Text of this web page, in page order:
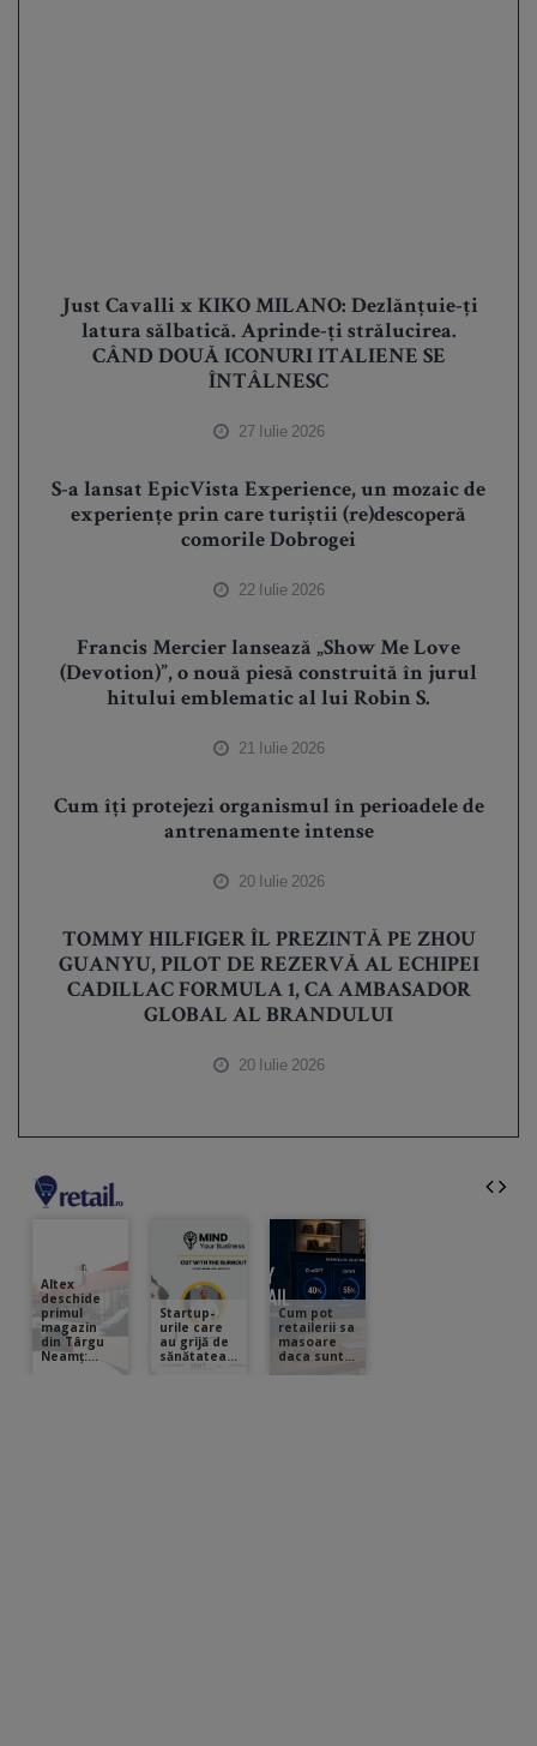
Just Cavalli x KIKO MILANO: Dezlănțuie-ți
latura sălbatică. Aprinde-ți strălucirea.
CÂND DOUĂ ICONURI ITALIENE SE
ÎNTÂLNESC
27 Iulie 2026
S-a lansat EpicVista Experience, un mozaic de
experiențe prin care turiștii (re)descoperă
comorile Dobrogei
22 Iulie 2026
Francis Mercier lansează „Show Me Love
(Devotion)”, o nouă piesă construită în jurul
hitului emblematic al lui Robin S.
21 Iulie 2026
Cum îți protejezi organismul în perioadele de
antrenamente intense
20 Iulie 2026
TOMMY HILFIGER ÎL PREZINTĂ PE ZHOU
GUANYU, PILOT DE REZERVĂ AL ECHIPEI
CADILLAC FORMULA 1, CA AMBASADOR
GLOBAL AL BRANDULUI
20 Iulie 2026